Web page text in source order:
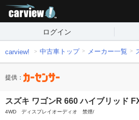
ログイン
carview! 中古車トップ メーカー一覧
提供：
スズキ ワゴンR 660 ハイブリッド
4WD ディスプレイオーディオ 禁煙/